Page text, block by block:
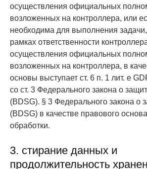
осуществления официальных
возложенных на контроллера, или
необходима для выполнения
рамках ответственности
осуществления официальных
возложенных на контроллера, в
основы выступает ст. 6 п. 1 лит. e
со ст. 3 Федерального закона о
(BDSG). § 3 Федерального закона о
(BDSG) в качестве правового
обработки.
3. стирание данных и
продолжительность